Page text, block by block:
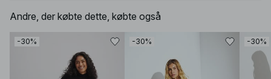
Andre, der købte dette, købte også
-30% -30% -30%